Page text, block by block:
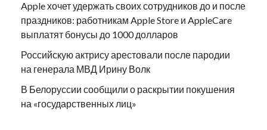
Apple хочет удержать своих сотрудников до и после
праздников: работникам Apple Store и AppleCare
выплатят бонусы до 1000 долларов
Российскую актрису арестовали после пародии
на генерала МВД Ирину Волк
В Белоруссии сообщили о раскрытии покушения
на «государственных лиц»